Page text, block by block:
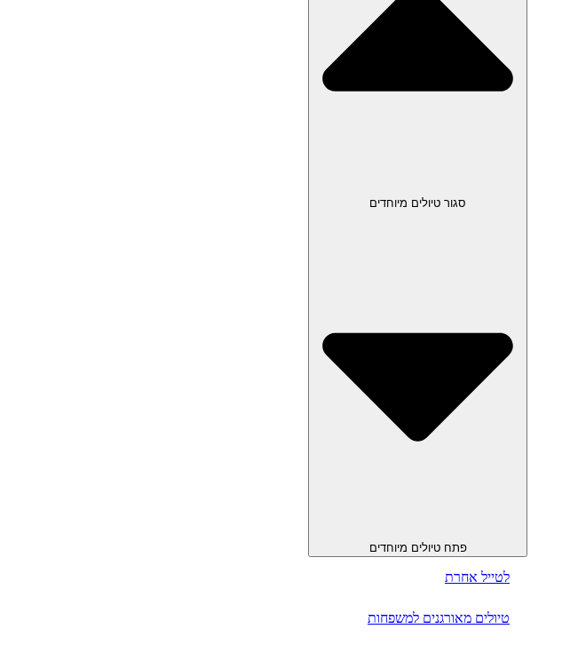
סגור טיולים מיוחדים
פתח טיולים מיוחדים
לטייל אחרת
טיולים מאורגנים למשפחות